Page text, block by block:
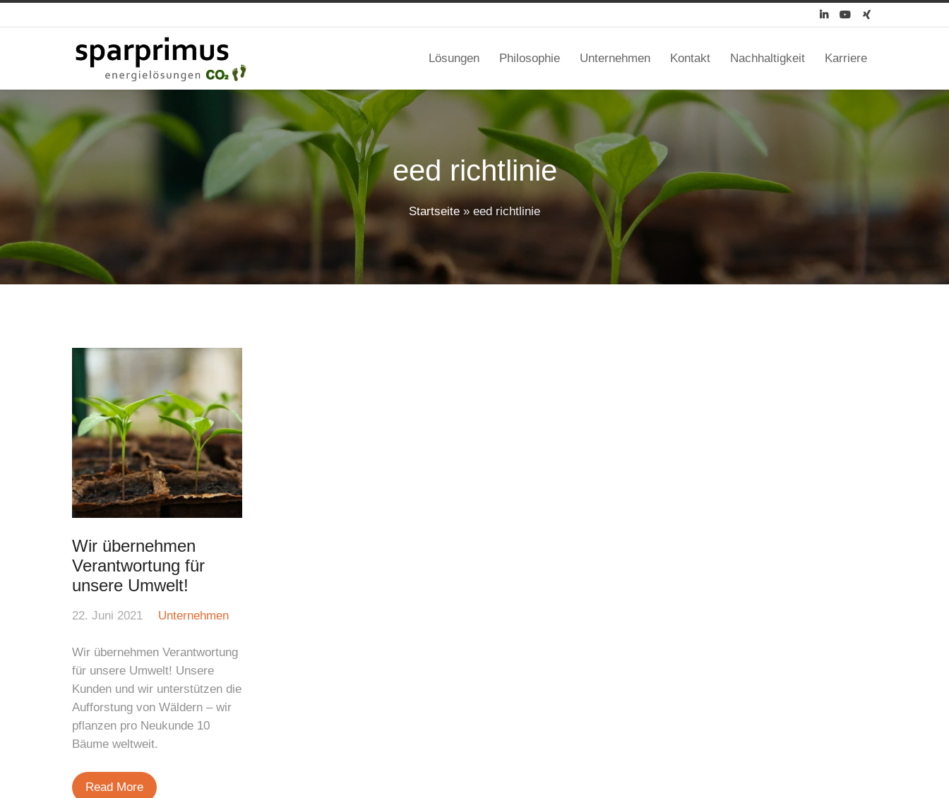
  
Lösungen Philosophie Unternehmen Kontakt Nachhaltigkeit Karriere
eed richtlinie
Startseite » eed richtlinie
Wir übernehmen
Verantwortung für
unsere Umwelt!
22. Juni 2021 Unternehmen
Wir übernehmen Verantwortung
für unsere Umwelt! Unsere
Kunden und wir unterstützen die
Aufforstung von Wäldern – wir
pflanzen pro Neukunde 10
Bäume weltweit.
Read More